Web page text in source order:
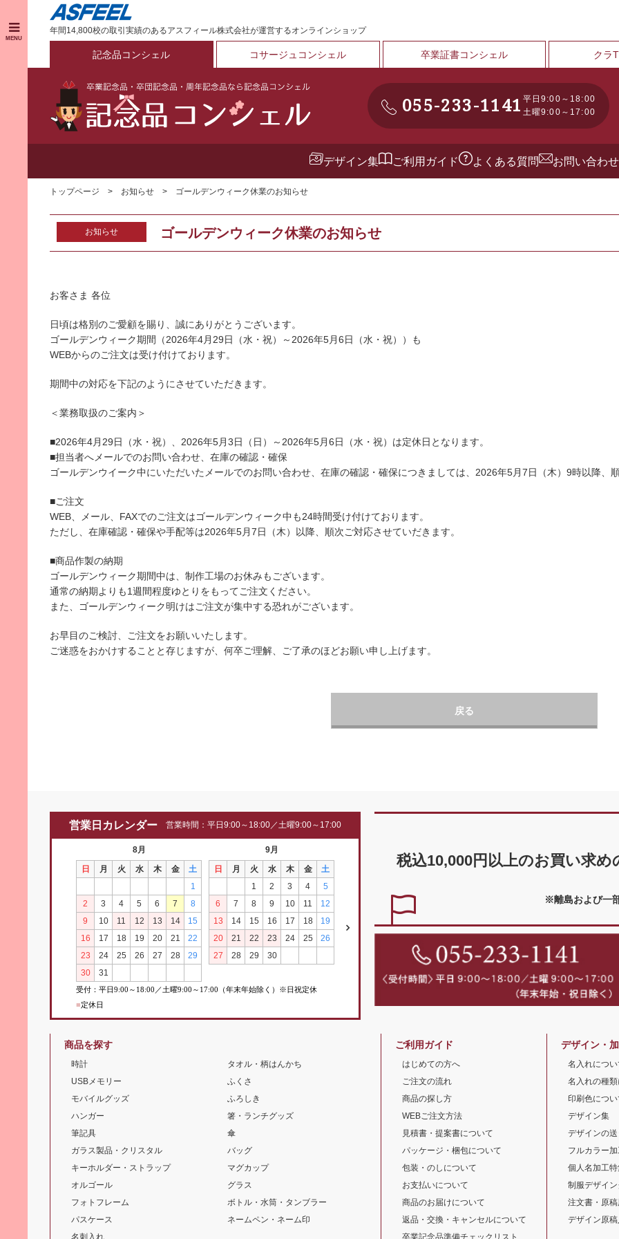
年間14,800校の取引実績のあるアスフィール株式会社が運営するオンラインショップ
記念品コンシェル コサージュコンシェル 卒業証書コンシェル クラ
055-233-1141 平日9:00～18:00
土曜9:00～17:00
デザイン集 ご利用ガイド よくある質問 お問い合わせ
トップページ お知らせ ゴールデンウィーク休業のお知らせ
お知らせ ゴールデンウィーク休業のお知らせ
お客さま 各位
日頃は格別のご愛顧を賜り、誠にありがとうございます。
ゴールデンウィーク期間（2026年4月29日（水・祝）～2026年5月6日（水・祝））も
WEBからのご注文は受け付けております。
期間中の対応を下記のようにさせていただきます。
＜業務取扱のご案内＞
■2026年4月29日（水・祝）、2026年5月3日（日）～2026年5月6日（水・祝） は定休日となります。
■担当者へメールでのお問い合わせ、在庫の確認・確保
ゴールデンウイーク中にいただいたメールでのお問い合わせ、在庫の確認・確保につきましては、2026年5月7日（木）9時以降、
■ご注文
WEB、メール、FAXでのご注文はゴールデンウィーク中も24時間受け付けております。
ただし、在庫確認・確保や手配等は2026年5月7日（木） 以降、順次ご対応させていだきます。
■商品作製の納期
ゴールデンウィーク期間中は、制作工場のお休みもございます。
通常の納期よりも1週間程度ゆとりをもってご注文ください。
また、ゴールデンウィーク明けはご注文が集中する恐れがございます。
お早目のご検討、ご注文をお願いいたします。
ご迷惑をおかけすることと存じますが、何卒ご理解、ご了承のほどお願い申し上げます。
戻る
営業日カレンダー 営業時間：平日9:00～18:00／土曜9:00～17:00
8月
日
月 火 水 木 金
土
1
2
3 4 5 6 7
8
9
10 11 12 13 14
15
16
17 18 19 20 21
22
23
24 25 26 27 28
29
30
31
9月
日
月 火 水 木 金
土
1
2 3 4
5
6
7 8 9 10 11
12
13
14 15 16 17 18
19
20
21 22 23 24 25
26
27
28 29 30
受付：平日9:00 ～ 18:00／土曜9:00 ～ 17:00（年末年始除く）※日祝定休
■定休日
税込10,000円以上のお買い求め
※離島および一
商品を探す
時計
USBメモリー
モバイルグッズ
ハンガー
筆記具
ガラス製品・クリスタル
キーホルダー・ストラップ
オルゴール
フォトフレーム
パスケース
名刺入れ
タオル・柄はんかち
ふくさ
ふろしき
箸・ランチグッズ
傘
バッグ
マグカップ
グラス
ボトル・水筒・タンブラー
ネームペン・ネーム印
ご利用ガイド
はじめての方へ
ご注文の流れ
商品の探し方
WEBご注文方法
見積書・提案書について
パッケージ・梱包について
包装・のしについて
お支払いについて
商品のお届けについて
返品・交換・キャンセルについて
卒業記念品準備チェックリスト
デザイン・
名入れについ
名入れの種
印刷色につい
デザイン集
デザインの
フルカラー
個人名加工
制服デザイ
注文書・原
デザイン原
MENU